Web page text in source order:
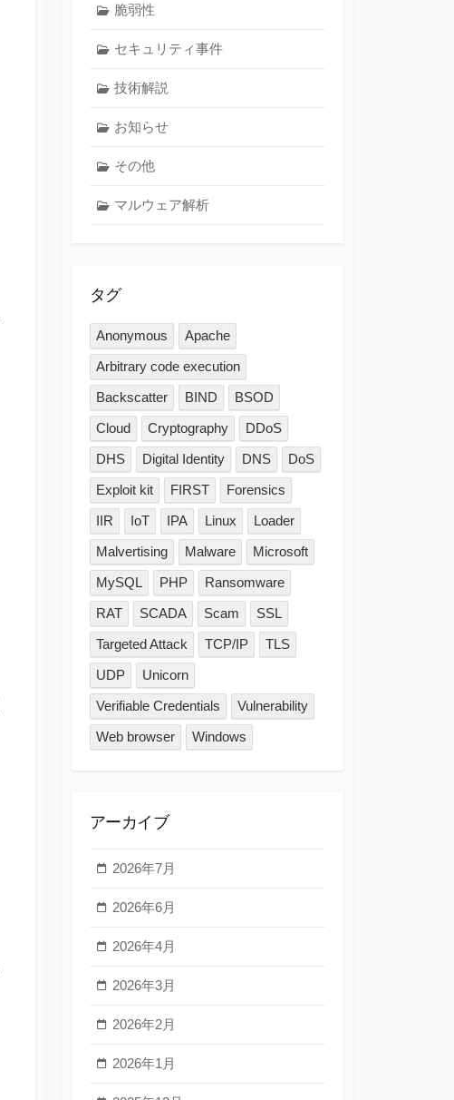
脆弱性
セキュリティ事件
技術解説
お知らせ
その他
マルウェア解析
タグ
Anonymous
Apache
Arbitrary code execution
Backscatter
BIND
BSOD
Cloud
Cryptography
DDoS
DHS
Digital Identity DNS
DoS
Exploit kit
FIRST
Forensics
IIR
IoT IPA Linux
Loader
Malvertising
Malware
Microsoft
MySQL
PHP
Ransomware
RAT
SCADA Scam
SSL
Targeted Attack
TCP/IP
TLS
UDP
Unicorn
Verifiable Credentials
Vulnerability
Web browser
Windows
アーカイブ
2026年7月
2026年6月
2026年4月
2026年3月
2026年2月
2026年1月